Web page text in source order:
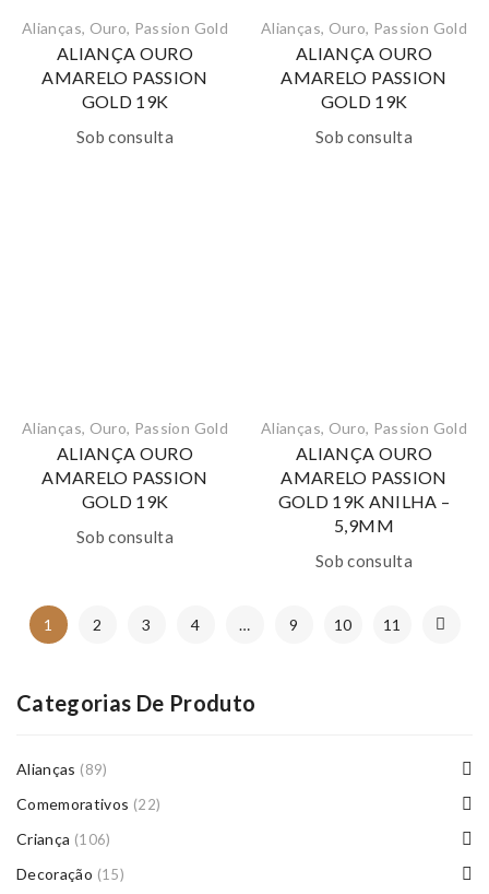
Alianças, Ouro, Passion Gold
ALIANÇA OURO
AMARELO PASSION
GOLD 19K
Sob consulta
Alianças, Ouro, Passion Gold
ALIANÇA OURO
AMARELO PASSION
GOLD 19K
Sob consulta
Alianças, Ouro, Passion Gold
ALIANÇA OURO
AMARELO PASSION
GOLD 19K
Sob consulta
Alianças, Ouro, Passion Gold
ALIANÇA OURO
AMARELO PASSION
GOLD 19K ANILHA –
5,9MM
Sob consulta
1 2 3 4 … 9 10 11
Categorias De Produto
Alianças (89)
Comemorativos (22)
Criança (106)
Decoração (15)